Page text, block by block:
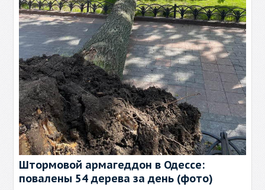
Штормовой армагеддон в Одессе:
повалены 54 дерева за день (фото)